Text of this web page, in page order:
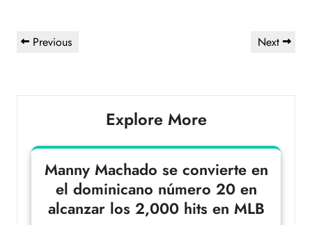
Previous Next
Explore More
Manny Machado se convierte en
el dominicano número 20 en
alcanzar los 2,000 hits en MLB